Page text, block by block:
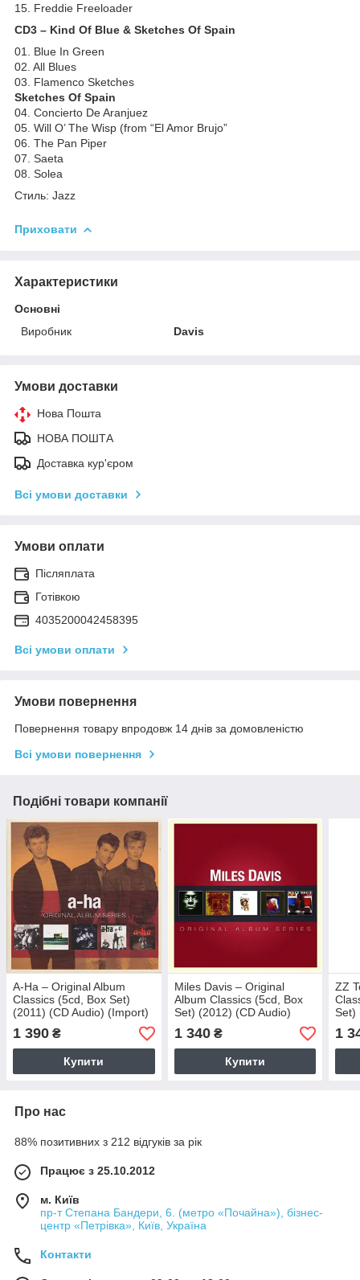
15. Freddie Freeloader
CD3 – Kind Of Blue & Sketches Of Spain
01. Blue In Green
02. All Blues
03. Flamenco Sketches
Sketches Of Spain
04. Concierto De Aranjuez
05. Will O’ The Wisp (from “El Amor Brujo”
06. The Pan Piper
07. Saeta
08. Solea
Стиль: Jazz
Приховати
Характеристики
Основні
Виробник
Davis
Умови доставки
Нова Пошта
НОВА ПОШТА
Доставка кур'єром
Всі умови доставки
Умови оплати
Післяплата
Готівкою
4035200042458395
Всі умови оплати
Умови повернення
Повернення товару впродовж 14 днів за домовленістю
Всі умови повернення
Подібні товари компанії
A-Ha – Original Album
Classics (5cd, Box Set)
(2011) (CD Audio) (Import)
1 390 ₴
Купити
Miles Davis – Original
Album Classics (5cd, Box
Set) (2012) (CD Audio)
(Import)
1 340₴
Купити
ZZ
Set)
1
Про нас
88% позитивних з 212 відгуків за рік
Працює з 25.10.2012
м. Київ
пр-т Степана Бандери, 6. (метро «Почайна»), бізнес-
центр «Петрівка», Київ, Україна
Контакти